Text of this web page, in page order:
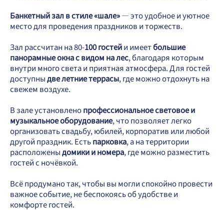
Банкетный зал в стиле «шале»— это удобное и уютное
место для проведения праздников и торжеств.
Зал рассчитан на 80-100 гостейи имеетбольшие
панорамные окна с видом на лес, благодаря которым
внутри много света и приятная атмосфера. Для гостей
доступныдве летние террасы, где можно отдохнуть на
свежем воздухе.
В зале установленопрофессиональное световое и
музыкальное оборудование, что позволяет легко
организовать свадьбу, юбилей, корпоратив или любой
другой праздник. Естьпарковка, а на территории
расположеныдомики и номера, где можно разместить
гостей с ночёвкой.
Всё продумано так, чтобы вы могли спокойно провести
важное событие, не беспокоясь об удобстве и
комфорте гостей.